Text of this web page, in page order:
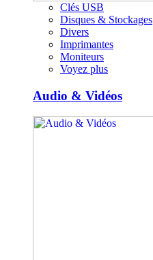
Clés USB
Disques & Stockages
Divers
Imprimantes
Moniteurs
Voyez plus
Audio & Vidéos